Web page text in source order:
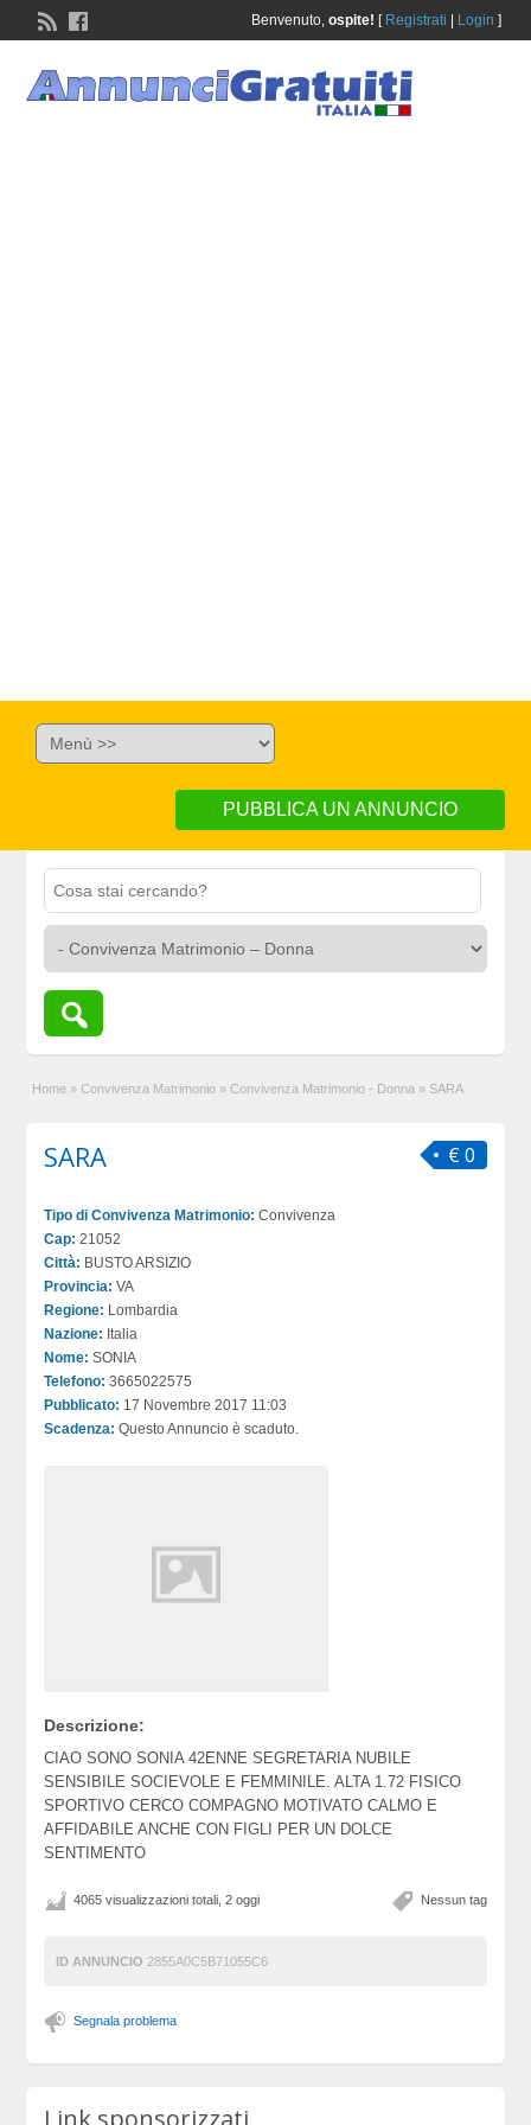
Benvenuto, ospite! [ Registrati Login ]
PUBBLICA UN ANNUNCIO
Home » Convivenza Matrimonio » Convivenza Matrimonio - Donna » SARA
€ 0
SARA
Tipo di Convivenza Matrimonio: Convivenza
Cap: 21052
Città: BUSTO ARSIZIO
Provincia: VA
Regione: Lombardia
Nazione: Italia
Nome: SONIA
Telefono: 3665022575
Pubblicato: 17 Novembre 2017 11:03
Scadenza: Questo Annuncio è scaduto.
Descrizione:
CIAO SONO SONIA 42ENNE SEGRETARIA NUBILE
SENSIBILE SOCIEVOLE E FEMMINILE. ALTA 1.72 FISICO
SPORTIVO CERCO COMPAGNO MOTIVATO CALMO E
AFFIDABILE ANCHE CON FIGLI PER UN DOLCE
SENTIMENTO
Nessun tag
4065 visualizzazioni totali, 2 oggi
ID ANNUNCIO 2855A0C5B71055C6
Segnala problema
Link sponsorizzati